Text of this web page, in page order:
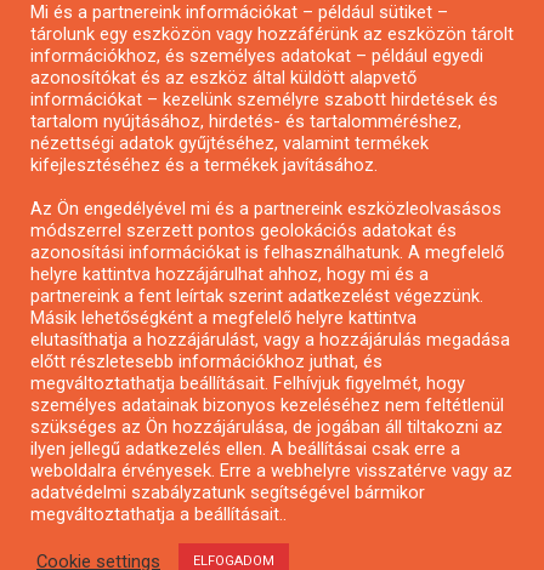
Pályázatírás civil szervezeteknek
Pályázatírás önkormányzatoknak
Pályázatfigyelés
Specifikus pályázatfigyelés vagy hírlevél
Pályázatok magánszemélyeknek
Pályázatok civil szervezeteknek
Pályázatok vállalkozásoknak
Önkormányzati pályázatok
Mezőgazdasági pályázatok
Falusi turizmus pályázatok
Napelem pályázatok
GINOP pályázatok
Mi és a partnereink információkat – például sütiket –
tárolunk egy eszközön vagy hozzáférünk az eszközön tárolt
információkhoz, és személyes adatokat – például egyedi
azonosítókat és az eszköz által küldött alapvető
információkat – kezelünk személyre szabott hirdetések és
tartalom nyújtásához, hirdetés- és tartalomméréshez,
nézettségi adatok gyűjtéséhez, valamint termékek
kifejlesztéséhez és a termékek javításához.
Az Ön engedélyével mi és a partnereink eszközleolvasásos
módszerrel szerzett pontos geolokációs adatokat és
azonosítási információkat is felhasználhatunk. A megfelelő
helyre kattintva hozzájárulhat ahhoz, hogy mi és a
partnereink a fent leírtak szerint adatkezelést végezzünk.
Másik lehetőségként a megfelelő helyre kattintva
elutasíthatja a hozzájárulást, vagy a hozzájárulás megadása
előtt részletesebb információkhoz juthat, és
megváltoztathatja beállításait. Felhívjuk figyelmét, hogy
személyes adatainak bizonyos kezeléséhez nem feltétlenül
szükséges az Ön hozzájárulása, de jogában áll tiltakozni az
ilyen jellegű adatkezelés ellen. A beállításai csak erre a
weboldalra érvényesek. Erre a webhelyre visszatérve vagy az
adatvédelmi szabályzatunk segítségével bármikor
megváltoztathatja a beállításait..
Cookie settings ELFOGADOM